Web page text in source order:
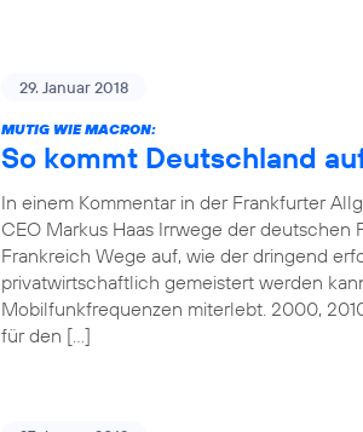
29. Januar 2018
MUTIG WIE MACRON:
So kommt Deutschland
In einem Kommentar in der Frankfurter
CEO Markus Haas Irrwege der
Frankreich Wege auf, wie der dringend
privatwirtschaftlich gemeistert werden
Mobilfunkfrequenzen miterlebt. 2000,
für den […]